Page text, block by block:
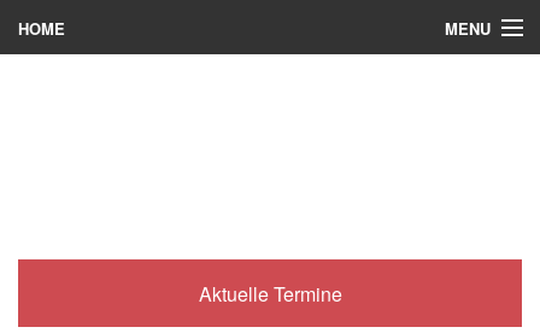
HOME MENU
Aktuelle Termine